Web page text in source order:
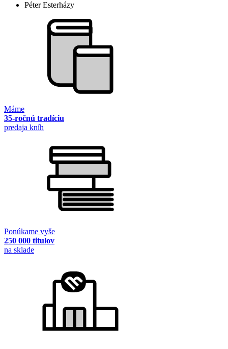
Péter Esterházy
Máme
35-ročnú tradíciu
predaja kníh
Ponúkame vyše
250 000 titulov
na sklade